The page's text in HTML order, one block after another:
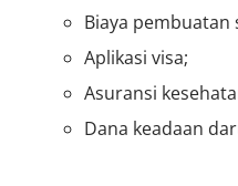
Biaya pembuatan
Aplikasi visa;
Asuransi
Dana keadaan